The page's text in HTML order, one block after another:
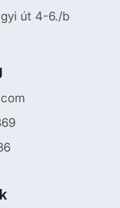
út 4-6./b